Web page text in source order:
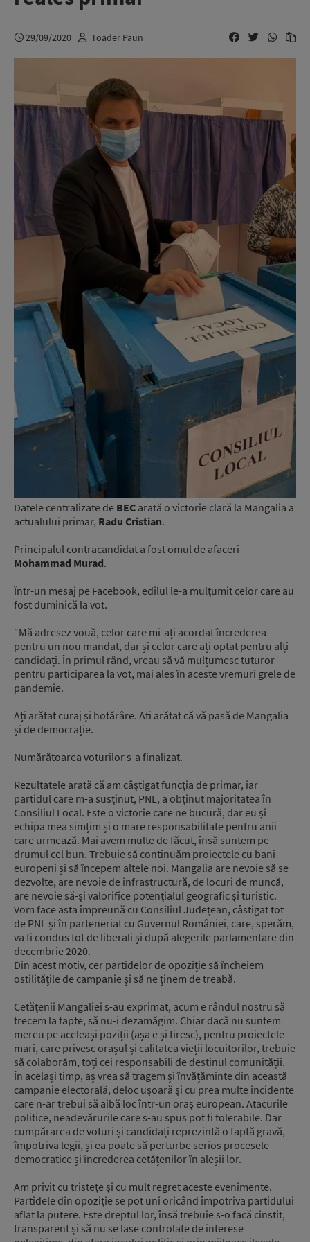
29/09/2020 Toader Paun
Datele centralizate de BEC arată o victorie clară la Mangalia a
actualului primar, Radu Cristian.
Principalul contracandidat a fost omul de afaceri
Mohammad Murad.
Într-un mesaj pe Facebook, edilul le-a mulțumit celor care au
fost duminică la vot.
“Mă adresez vouă, celor care mi-ați acordat încrederea
pentru un nou mandat, dar și celor care ați optat pentru alți
candidați. În primul rând, vreau să vă mulțumesc tuturor
pentru participarea la vot, mai ales în aceste vremuri grele de
pandemie.
Ați arătat curaj și hotărâre. Ati arătat că vă pasă de Mangalia
și de democrație.
Numărătoarea voturilor s-a finalizat.
Rezultatele arată că am câștigat funcția de primar, iar
partidul care m-a susținut, PNL, a obținut majoritatea în
Consiliul Local. Este o victorie care ne bucură, dar eu și
echipa mea simțim și o mare responsabilitate pentru anii
care urmează. Mai avem multe de făcut, însă suntem pe
drumul cel bun. Trebuie să continuăm proiectele cu bani
europeni și să începem altele noi. Mangalia are nevoie să se
dezvolte, are nevoie de infrastructură, de locuri de muncă,
are nevoie să-și valorifice potențialul geografic și turistic.
Vom face asta împreună cu Consiliul Județean, câstigat tot
de PNL și în parteneriat cu Guvernul României, care, sperăm,
va fi condus tot de liberali și după alegerile parlamentare din
decembrie 2020.
Din acest motiv, cer partidelor de opoziție să încheiem
ostilitățile de campanie și să ne ținem de treabă.
Cetățenii Mangaliei s-au exprimat, acum e rândul nostru să
trecem la fapte, să nu-i dezamăgim. Chiar dacă nu suntem
mereu pe aceleași poziții (așa e și firesc), pentru proiectele
mari, care privesc orașul și calitatea vieții locuitorilor, trebuie
să colaborăm, toți cei responsabili de destinul comunității.
În același timp, aș vrea să tragem și învățăminte din această
campanie electorală, deloc ușoară și cu prea multe incidente
care n-ar trebui să aibă loc într-un oraș european. Atacurile
politice, neadevărurile care s-au spus pot fi tolerabile. Dar
cumpărarea de voturi și candidați reprezintă o faptă gravă,
împotriva legii, și ea poate să perturbe serios procesele
democratice și încrederea cetățenilor în aleșii lor.
Am privit cu tristețe și cu mult regret aceste evenimente.
Partidele din opoziție se pot uni oricând împotriva partidului
aflat la putere. Este dreptul lor, însă trebuie s-o facă cinstit,
transparent și să nu se lase controlate de interese